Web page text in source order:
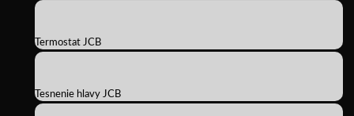
Termostat JCB
Tesnenie hlavy JCB